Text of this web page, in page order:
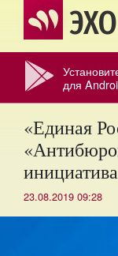
для
«Единая
23.08.2019 09:28